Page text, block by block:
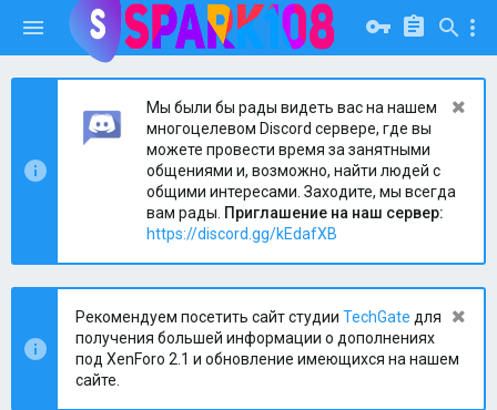
Мы были бы рады видеть вас на нашем
многоцелевом Discord сервере, где вы
можете провести время за занятными
общениями и, возможно, найти людей с
общими интересами. Заходите, мы всегда
вам рады. Приглашение на наш сервер:
https://discord.gg/kEdafXB
Рекомендуем посетить сайт студии TechGate для
получения большей информации о дополнениях
под XenForo 2.1 и обновление имеющихся на нашем
сайте.